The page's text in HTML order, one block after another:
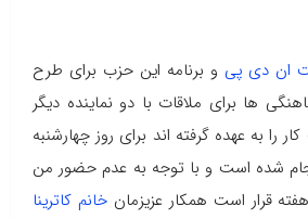
ان دی پی و برنامه این حزب برای طرح
ها برای ملاقات با دو نماینده دیگر
را به عهده گرفته اند برای روز چهارشنبه
شده است و با توجه به عدم حضور من
قرار است همکار عزیزمان خانم کاترینا